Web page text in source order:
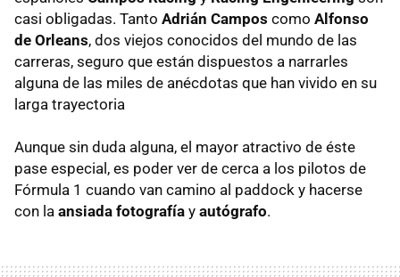
casi obligadas. Tanto Adrián Campos como Alfonso
de Orleans, dos viejos conocidos del mundo de las
carreras, seguro que están dispuestos a narrarles
alguna de las miles de anécdotas que han vivido en su
larga trayectoria
Aunque sin duda alguna, el mayor atractivo de éste
pase especial, es poder ver de cerca a los pilotos de
Fórmula 1 cuando van camino al paddock y hacerse
con la ansiada fotografía y autógrafo.